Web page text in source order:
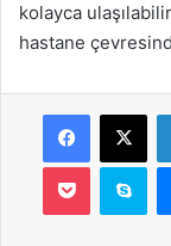
kolayca
hastane
Facebook
X
Pocket